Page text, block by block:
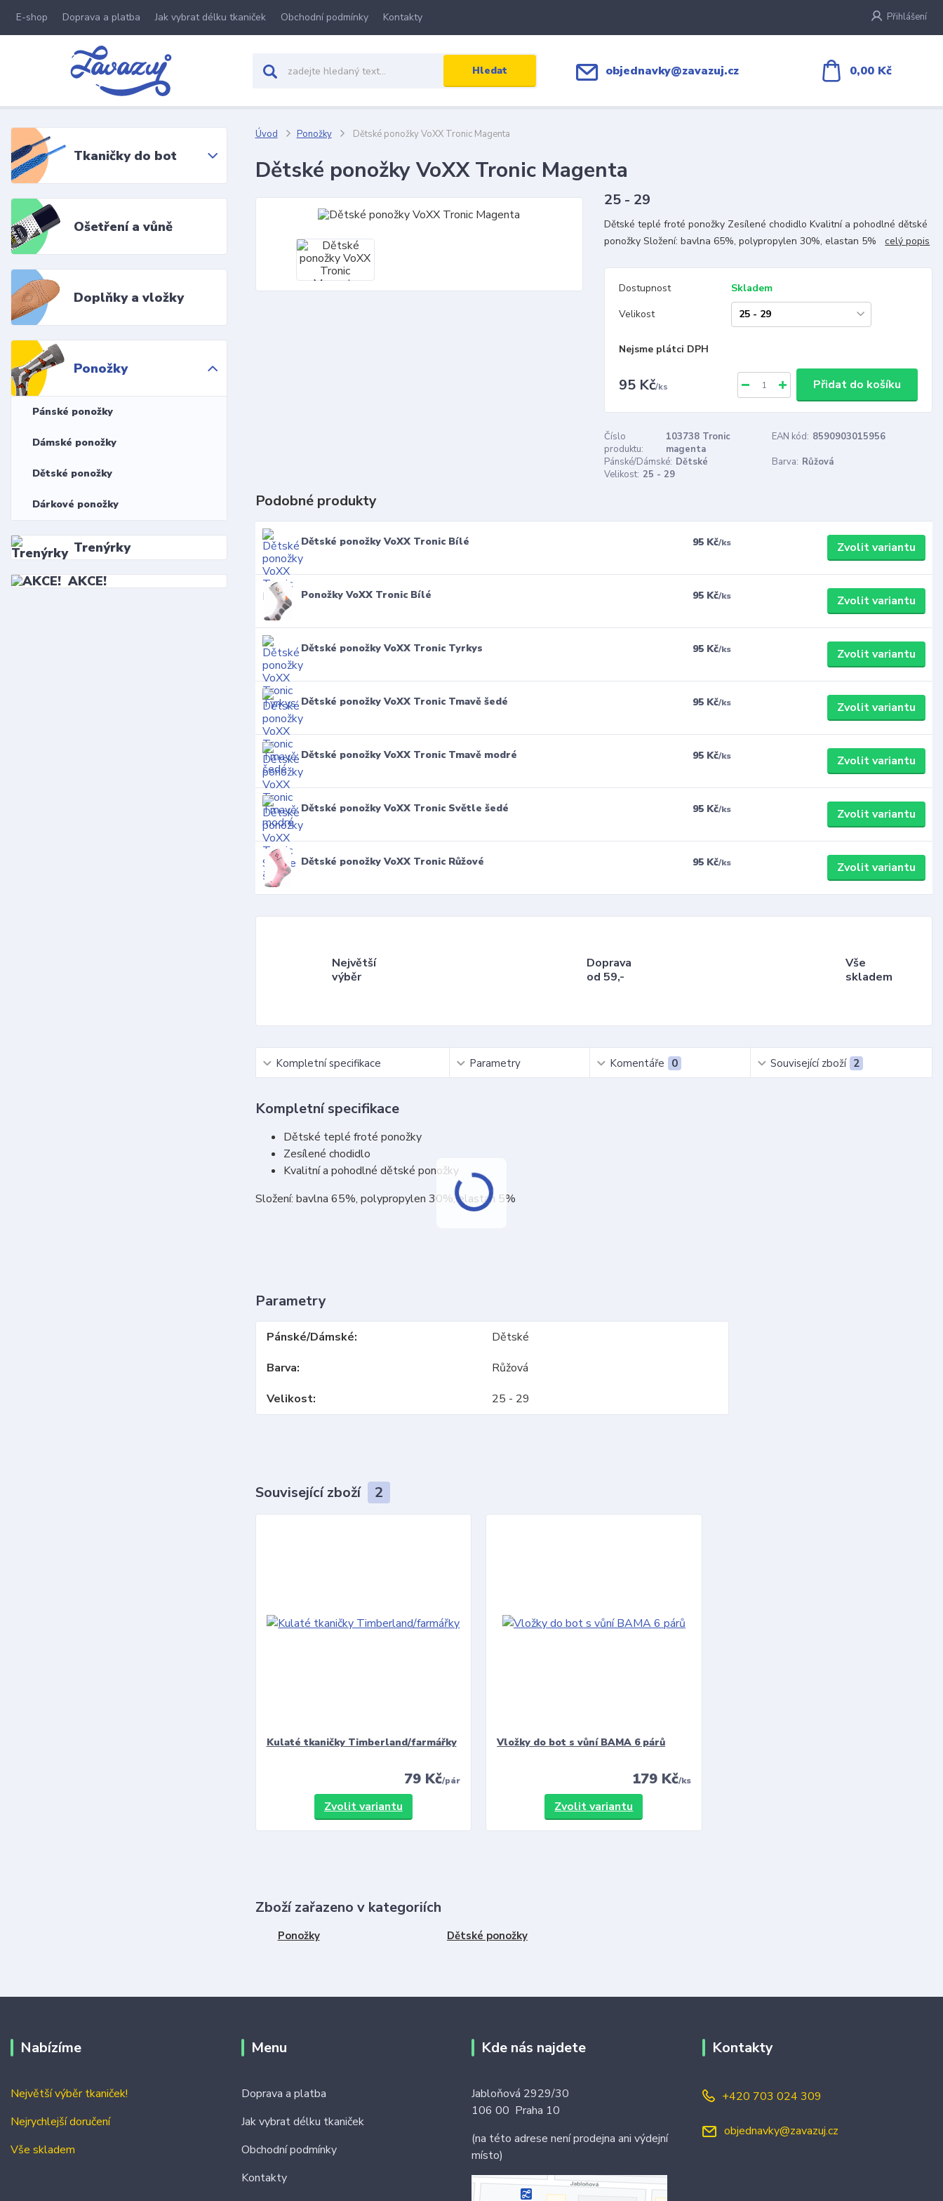
E-shop Doprava a platba Jak vybrat délku tkaniček Obchodní podmínky Kontakty Přihlášení
Hledat objednavky@zavazuj.cz 0,00 Kč
Tkaničky do bot
Ošetření a vůně
Doplňky a vložky
Ponožky
Pánské ponožky
Dámské ponožky
Dětské ponožky
Dárkové ponožky
Trenýrky
AKCE!
Úvod Ponožky Dětské ponožky VoXX Tronic Magenta
Dětské ponožky VoXX Tronic Magenta
25 - 29
Dětské teplé froté ponožky Zesílené chodidlo Kvalitní a pohodlné dětské
ponožky Složení: bavlna 65%, polypropylen 30%, elastan 5%celý popis
Dostupnost
Skladem
Velikost
Nejsme plátci DPH
95 Kč/ks Přidat do košíku
Číslo
produktu:
103738 Tronic
magenta
EAN kód: 8590903015956
Pánské/Dámské: Dětské Barva: Růžová
Velikost: 25 - 29
Podobné produkty
Dětské ponožky VoXX Tronic Bílé 95 Kč/ks Zvolit variantu
Ponožky VoXX Tronic Bílé 95 Kč/ks Zvolit variantu
Dětské ponožky VoXX Tronic Tyrkys 95 Kč/ks Zvolit variantu
Dětské ponožky VoXX Tronic Tmavě šedé 95 Kč/ks Zvolit variantu
Dětské ponožky VoXX Tronic Tmavě modré 95 Kč/ks Zvolit variantu
Dětské ponožky VoXX Tronic Světle šedé 95 Kč/ks Zvolit variantu
Dětské ponožky VoXX Tronic Růžové 95 Kč/ks Zvolit variantu
Největší
výběr
Doprava
od 59,-
Vše
skladem
Kompletní specifikace Parametry Komentáře 0 Související zboží 2
Kompletní specifikace
Dětské teplé froté ponožky
Zesílené chodidlo
Kvalitní a pohodlné dětské ponožky
Složení: bavlna 65%, polypropylen 30%, elastan 5%
Parametry
Pánské/Dámské
Dětské
Barva
Růžová
Velikost
25 - 29
Související zboží 2
Kulaté tkaničky Timberland/farmářky
79 Kč/pár
Zvolit variantu
Vložky do bot s vůní BAMA 6 párů
179 Kč/ks
Zvolit variantu
Zboží zařazeno v kategoriích
Ponožky Dětské ponožky
Nabízíme
Největší výběr tkaniček!
Nejrychlejší doručení
Vše skladem
Menu
Doprava a platba
Jak vybrat délku tkaniček
Obchodní podmínky
Kontakty
Kde nás najdete
Jabloňová 2929/30
106 00 Praha 10
(na této adrese není prodejna ani výdejní
místo)
Kontakty
+420 703 024 309
objednavky@zavazuj.cz